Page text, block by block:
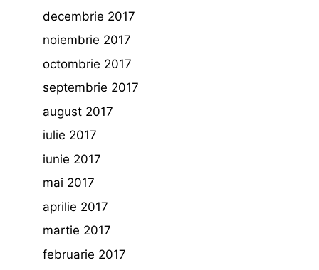
decembrie 2017
noiembrie 2017
octombrie 2017
septembrie 2017
august 2017
iulie 2017
iunie 2017
mai 2017
aprilie 2017
martie 2017
februarie 2017